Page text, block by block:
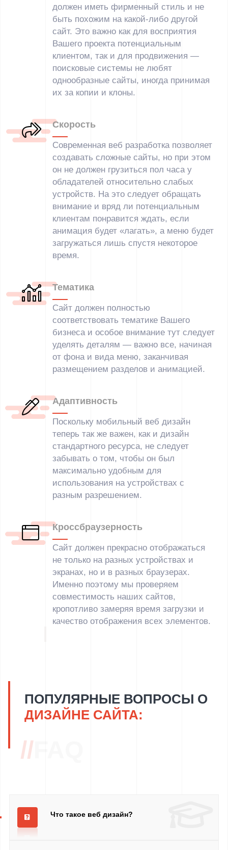
должен иметь фирменный стиль и не
быть похожим на какой-либо другой
сайт. Это важно как для восприятия
Вашего проекта потенциальным
клиентом, так и для продвижения —
поисковые системы не любят
однообразные сайты, иногда принимая
их за копии и клоны.
Скорость
Современная веб разработка позволяет
создавать сложные сайты, но при этом
он не должен грузиться пол часа у
обладателей относительно слабых
устройств. На это следует обращать
внимание и вряд ли потенциальным
клиентам понравится ждать, если
анимация будет «лагать», а меню будет
загружаться лишь спустя некоторое
время.
Тематика
Сайт должен полностью
соответствовать тематике Вашего
бизнеса и особое внимание тут следует
уделять деталям — важно все, начиная
от фона и вида меню, заканчивая
размещением разделов и анимацией.
Адаптивность
Поскольку мобильный веб дизайн
теперь так же важен, как и дизайн
стандартного ресурса, не следует
забывать о том, чтобы он был
максимально удобным для
использования на устройствах с
разным разрешением.
Кроссбраузерность
Сайт должен прекрасно отображаться
не только на разных устройствах и
экранах, но и в разных браузерах.
Именно поэтому мы проверяем
совместимость наших сайтов,
кропотливо замеряя время загрузки и
качество отображения всех элементов.
//
ПОПУЛЯРНЫЕ ВОПРОСЫ О
ДИЗАЙНЕ САЙТА:
Что такое веб дизайн?